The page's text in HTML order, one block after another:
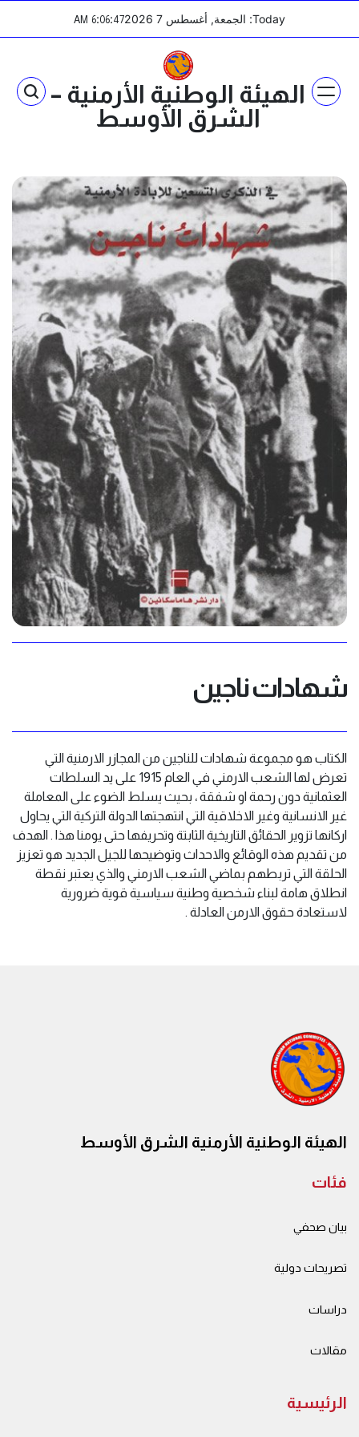
Today: الجمعة, أغسطس 7 2026 6:06:47
AM
الهيئة الوطنية الأرمنية –
الشرق الأوسط
شهادات ناجين
الكتاب هو مجموعة شهادات للناجين من المجازر الارمنية التي
تعرض لها الشعب الارمني في العام 1915 على يد السلطات
العثمانية دون رحمة او شفقة ، بحيث يسلط الضوء على المعاملة
غير الانسانية وغير الاخلاقية التي انتهجتها الدولة التركية التي يحاول
اركانها تزوير الحقائق التاريخية الثابتة وتحريفها حتى يومنا هذا . الهدف
من تقديم هذه الوقائع والاحداث وتوضيحها للجيل الجديد هو تعزيز
الحلقة التي تربطهم بماضي الشعب الارمني والذي يعتبر نقطة
انطلاق هامة لبناء شخصية وطنية سياسية قوية ضرورية
لاستعادة حقوق الارمن العادلة .
الهيئة الوطنية الأرمنية الشرق الأوسط
فئات
بيان صحفي
تصريحات دولية
دراسات
مقالات
الرئيسية